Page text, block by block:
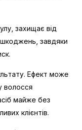
захищає від
завдяки
Ефект може
волосся
майже без
клієнтів.